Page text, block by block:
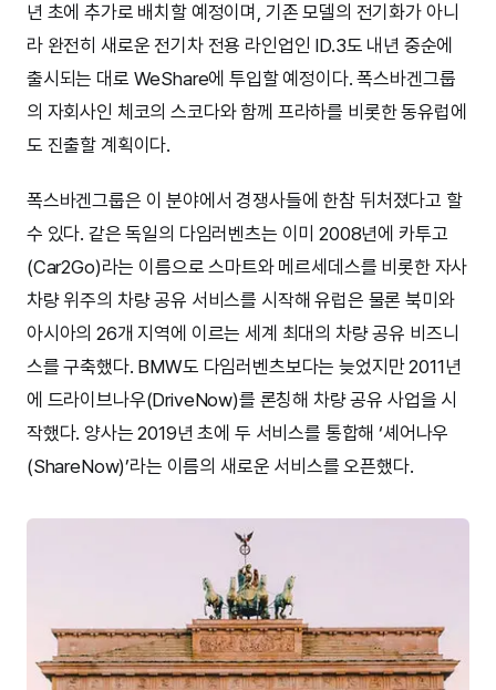
년 초에 추가로 배치할 예정이며, 기존 모델의 전기화가 아니
라 완전히 새로운 전기차 전용 라인업인 ID.3도 내년 중순에
출시되는 대로 WeShare에 투입할 예정이다. 폭스바겐그룹
의 자회사인 체코의 스코다와 함께 프라하를 비롯한 동유럽에
도 진출할 계획이다.
폭스바겐그룹은 이 분야에서 경쟁사들에 한참 뒤처졌다고 할
수 있다. 같은 독일의 다임러벤츠는 이미 2008년에 카투고
(Car2Go)라는 이름으로 스마트와 메르세데스를 비롯한 자사
차량 위주의 차량 공유 서비스를 시작해 유럽은 물론 북미와
아시아의 26개 지역에 이르는 세계 최대의 차량 공유 비즈니
스를 구축했다. BMW도 다임러벤츠보다는 늦었지만 2011년
에 드라이브나우(DriveNow)를 론칭해 차량 공유 사업을 시
작했다. 양사는 2019년 초에 두 서비스를 통합해 ‘셰어나우
(ShareNow)’라는 이름의 새로운 서비스를 오픈했다.